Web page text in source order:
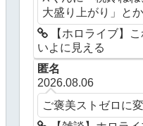
大盛り上がり」と
【ホロライブ】
いよに見える
匿名
2026.08.06
ご褒美ストゼロに